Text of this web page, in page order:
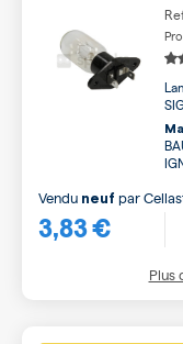
3,83 €
Vendu neuf par
Plus